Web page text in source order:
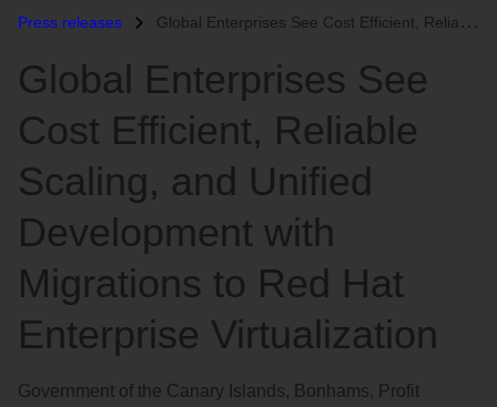
Press releases Global Enterprises See Cost Efficient, Reliable Scaling, and Unified D...
Global Enterprises See
Cost Efficient, Reliable
Scaling, and Unified
Development with
Migrations to Red Hat
Enterprise Virtualization
Government of the Canary Islands, Bonhams, Profit